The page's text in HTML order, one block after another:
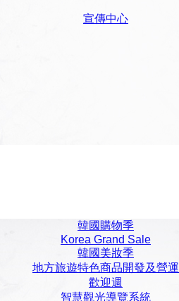
宣傳中心
韓國購物季
Korea Grand Sale
韓國美妝季
地方旅遊特色商品開發及營運
歡迎週
智慧觀光導覽系統